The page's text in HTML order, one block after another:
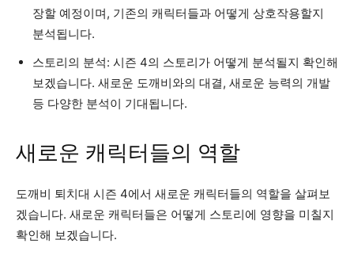
장할 예정이며, 기존의 캐릭터들과 어떻게 상호작용할지
분석됩니다.
스토리의 분석: 시즌 4의 스토리가 어떻게 분석될지 확인해
보겠습니다. 새로운 도깨비와의 대결, 새로운 능력의 개발
등 다양한 분석이 기대됩니다.
새로운 캐릭터들의 역할
도깨비 퇴치대 시즌 4에서 새로운 캐릭터들의 역할을 살펴보
겠습니다. 새로운 캐릭터들은 어떻게 스토리에 영향을 미칠지
확인해 보겠습니다.